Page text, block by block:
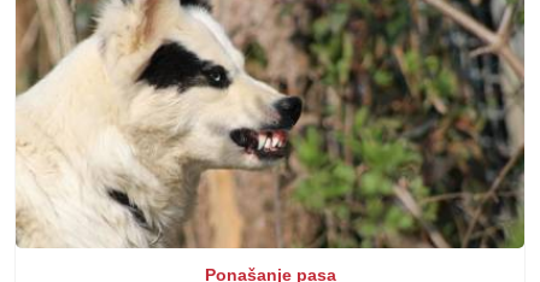
Ponašanje pasa